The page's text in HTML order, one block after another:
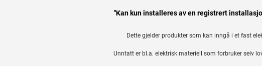
"Kan kun installeres av en registrert
Dette gjelder produkter som kan inngå i et fast
Unntatt er bl.a. elektrisk materiell som forbruker selv